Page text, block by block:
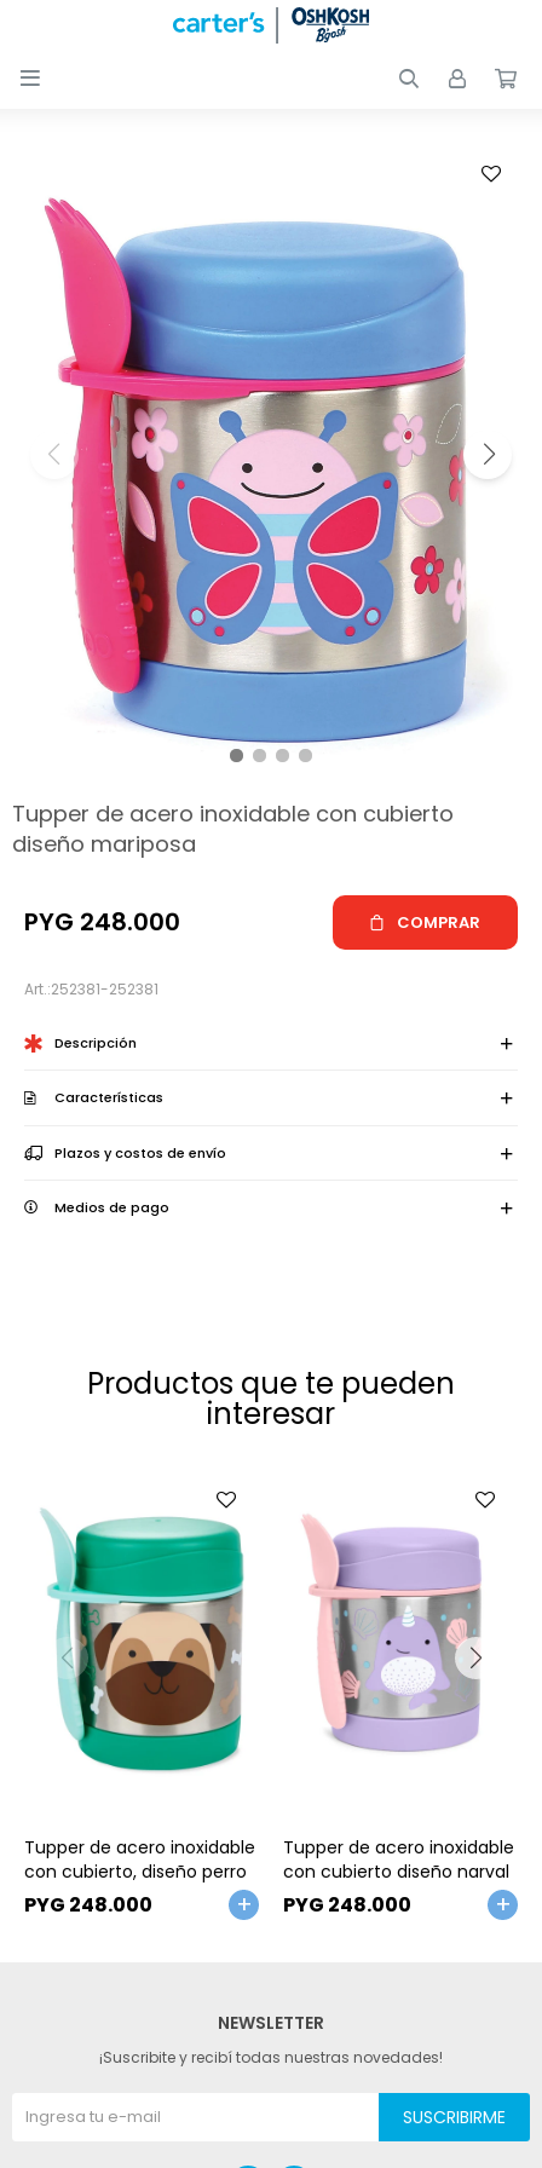

Tupper de acero inoxidable con cubierto
diseño mariposa
252381-252381
PYG 248.000 COMPRAR
Descripción
Características
Plazos y costos de envío
Medios de pago
Productos que te pueden
interesar
Tupper de acero inoxidable
con cubierto, diseño perro
PYG 248.000
Tupper de acero inoxidable
con cubierto diseño narval
PYG 248.000
NEWSLETTER
¡Suscribite y recibí todas nuestras novedades!
SUSCRIBIRME
Nuevos
Bebés
Peques
Calzado
Club
Carter
OUTLET
Skip-